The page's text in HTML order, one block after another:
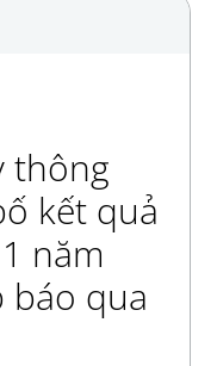
thông
kết quả
năm
báo qua